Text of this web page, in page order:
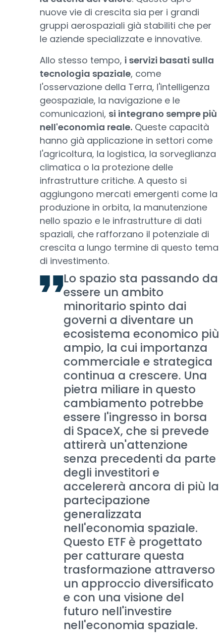
nuove vie di crescita sia per i grandi
gruppi aerospaziali già stabiliti che per
le aziende specializzate e innovative.
Allo stesso tempo, i servizi basati sulla
tecnologia spaziale, come
l'osservazione della Terra, l'intelligenza
geospaziale, la navigazione e le
comunicazioni, si integrano sempre più
nell'economia reale. Queste capacità
hanno già applicazione in settori come
l'agricoltura, la logistica, la sorveglianza
climatica o la protezione delle
infrastrutture critiche. A questo si
aggiungono mercati emergenti come la
produzione in orbita, la manutenzione
nello spazio e le infrastrutture di dati
spaziali, che rafforzano il potenziale di
crescita a lungo termine di questo tema
di investimento.
Lo spazio sta passando da
essere un ambito
minoritario spinto dai
governi a diventare un
ecosistema economico più
ampio, la cui importanza
commerciale e strategica
continua a crescere. Una
pietra miliare in questo
cambiamento potrebbe
essere l'ingresso in borsa
di SpaceX, che si prevede
attirerà un'attenzione
senza precedenti da parte
degli investitori e
accelererà ancora di più la
partecipazione
generalizzata
nell'economia spaziale.
Questo ETF è progettato
per catturare questa
trasformazione attraverso
un approccio diversificato
e con una visione del
futuro nell'investire
nell'economia spaziale.